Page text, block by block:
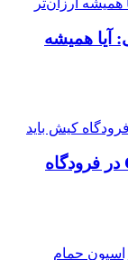
آیا همیشه
هر آنچه درباره خدمات لوکس CIP در فرودگاه‌